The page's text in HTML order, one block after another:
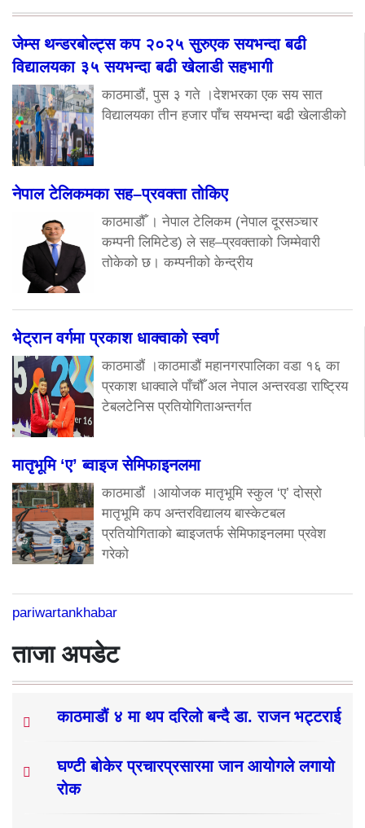
जेम्स थन्डरबोल्ट्स कप २०२५ सुरुएक सयभन्दा बढी
विद्यालयका ३५ सयभन्दा बढी खेलाडी सहभागी
काठमाडौं, पुस ३ गते ।देशभरका एक सय सात
विद्यालयका तीन हजार पाँच सयभन्दा बढी खेलाडीको
नेपाल टेलिकमका सह–प्रवक्ता तोकिए
काठमाडौँ । नेपाल टेलिकम (नेपाल दूरसञ्चार
कम्पनी लिमिटेड) ले सह–प्रवक्ताको जिम्मेवारी
तोकेको छ। कम्पनीको केन्द्रीय
भेट्रान वर्गमा प्रकाश धाक्वाको स्वर्ण
काठमाडौं ।काठमाडौं महानगरपालिका वडा १६ का
प्रकाश धाक्वाले पाँचौँ अल नेपाल अन्तरवडा राष्ट्रिय
टेबलटेनिस प्रतियोगिताअन्तर्गत
मातृभूमि ‘ए’ ब्वाइज सेमिफाइनलमा
काठमाडौं ।आयोजक मातृभूमि स्कुल ‘ए’ दोस्रो
मातृभूमि कप अन्तरविद्यालय बास्केटबल
प्रतियोगिताको ब्वाइजतर्फ सेमिफाइनलमा प्रवेश
गरेको
pariwartankhabar
ताजा अपडेट
काठमाडौं ४ मा थप दरिलो बन्दै डा. राजन भट्टराई
घण्टी बोकेर प्रचारप्रसारमा जान आयोगले लगायो
रोक